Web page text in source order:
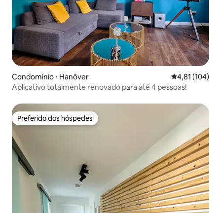
Condomínio ⋅ Hanôver 4,81 de uma
4,81 (104)
Aplicativo totalmente renovado para até 4 pessoas!
Preferido dos hóspedes
Preferido dos hóspedes